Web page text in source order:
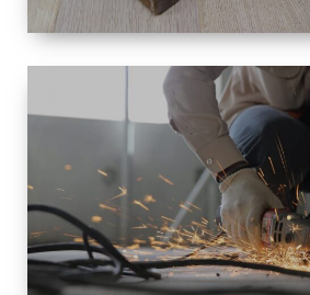
TAILLE
PETITE À
GRANDE
RÉNOVATION